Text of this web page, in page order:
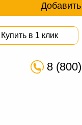
Купить в 1 клик
8